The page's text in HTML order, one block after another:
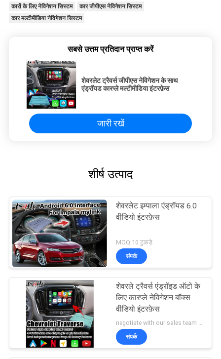
कारों के लिए नेविगेशन सिस्टम
कार जीपीएस नेविगेशन सिस्टम
कार मल्टीमीडिया नेविगेशन सिस्टम
सबसे उत्तम प्रतिदान प्राप्त करें
शेवरलेट ट्रैवर्स जीपीएस नेविगेशन के साथ
एंड्रॉयड कारप्ले मल्टीमीडिया इंटरफ़ेस
जारी रखें
शीर्ष उत्पाद
शेवरलेट इम्पाला एंड्रॉयड 6.0
वीडियो इंटरफ़ेस
MOQ:10 टुकड़े
संपर्क
शेवरले ट्रैवर्स एंड्रॉइड ऑटो के
लिए कारप्ले नेविगेशन बॉक्स
वीडियो इंटरफ़ेस
संपर्क